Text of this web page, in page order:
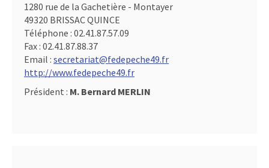
1280 rue de la Gachetière - Montayer
49320 BRISSAC QUINCE
Téléphone : 02.41.87.57.09
Fax : 02.41.87.88.37
Email : secretariat@fedepeche49.fr
http://www.fedepeche49.fr
Président : M. Bernard MERLIN